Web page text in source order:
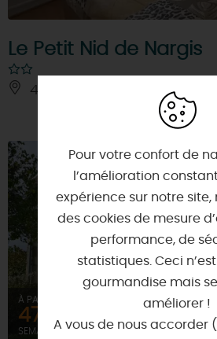
Le Petit Nid de Nargis
45210 - NARGIS
À PARTIR DE
472€
SEMAINE (MEUBLÉ)
Pour votre confort de
l’amélioration
expérience sur notre site,
des cookies de mesure
performance, de
statistiques. Ceci
gourmandise mais
améliorer !
A vous de nous accorder